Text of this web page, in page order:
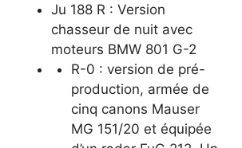
Ju 188 R : Version
chasseur de nuit avec
moteurs BMW 801 G-2
R-0 : version de pré-
production, armée de
cinq canons Mauser
MG 151/20 et équipée